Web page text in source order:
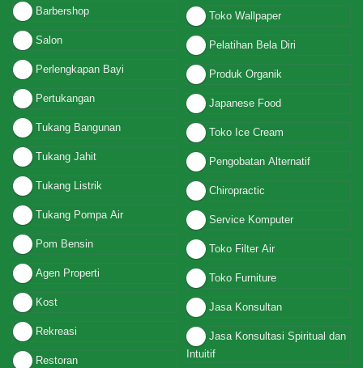
Barbershop
Salon
Perlengkapan Bayi
Pertukangan
Tukang Bangunan
Tukang Jahit
Tukang Listrik
Tukang Pompa Air
Pom Bensin
Agen Properti
Kost
Rekreasi
Restoran
Toko Wallpaper
Pelatihan Bela Diri
Produk Organik
Japanese Food
Toko Ice Cream
Pengobatan Alternatif
Chiropractic
Service Komputer
Toko Filter Air
Toko Furniture
Jasa Konsultan
Jasa Konsultasi Spiritual dan
Intuitif